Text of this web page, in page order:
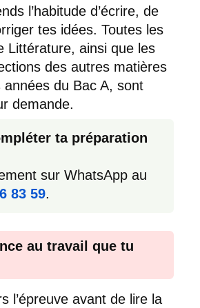
l’habitude d’écrire, de
tes idées. Toutes les
Littérature, ainsi que les
des autres matières
années du Bac A, sont
demande.
ta préparation
sur WhatsApp au
83 59.
au travail que tu
l’épreuve avant de lire la